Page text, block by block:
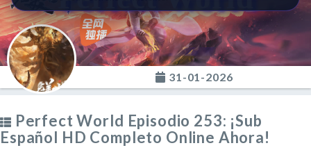
31-01-2026
Perfect World Episodio 253: ¡Sub
Español HD Completo Online Ahora!